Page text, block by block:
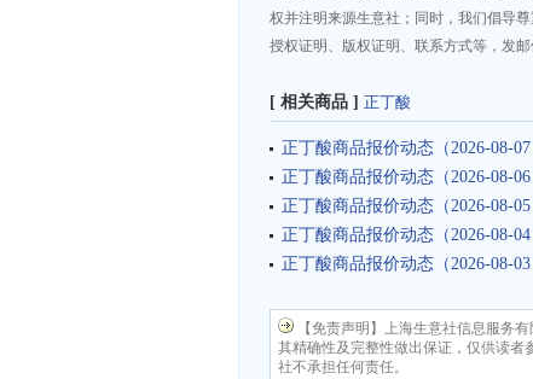
权并注明来源生意社；同时，我们倡导
授权证明、版权证明、联系方式等，发邮
[ 相关商品 ] 正丁酸
正丁酸商品报价动态（2026-08-07
正丁酸商品报价动态（2026-08-06
正丁酸商品报价动态（2026-08-05
正丁酸商品报价动态（2026-08-04
正丁酸商品报价动态（2026-08-03
【免责声明】上海生意社信息服务
其精确性及完整性做出保证，仅供读者
社不承担任何责任。